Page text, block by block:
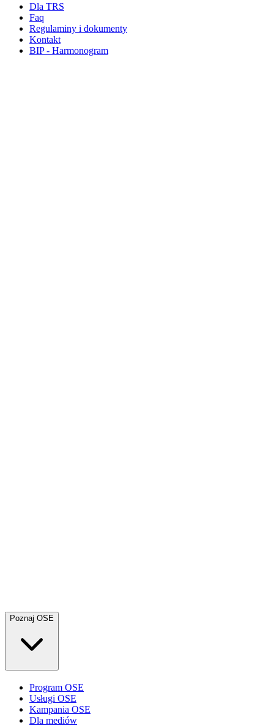
Dla TRS
Faq
Regulaminy i dokumenty
Kontakt
BIP - Harmonogram
Poznaj OSE
Program OSE
Usługi OSE
Kampania OSE
Dla mediów